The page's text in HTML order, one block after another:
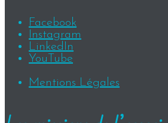
Facebook
Instagram
LinkedIn
YouTube
Mentions Légales